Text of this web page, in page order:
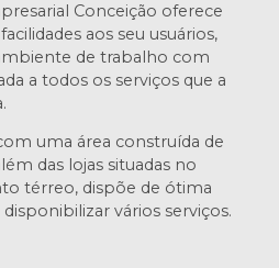
Conceição oferece
aos seu usuários,
de trabalho com
a todos os serviços que a
uma área construída de
das lojas situadas no
térreo, dispõe de ótima
vários serviços.